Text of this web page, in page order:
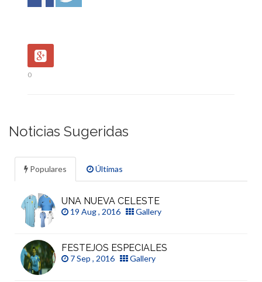
0
Noticias Sugeridas
Populares Últimas
UNA NUEVA CELESTE
19 Aug , 2016 Gallery
FESTEJOS ESPECIALES
7 Sep , 2016 Gallery